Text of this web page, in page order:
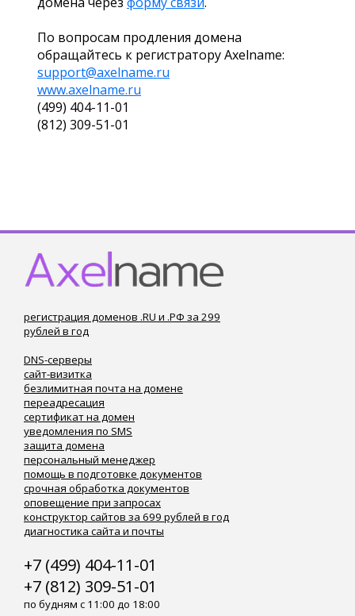
По вопросам продления домена
обращайтесь к регистратору Axelname:
support@axelname.ru
www.axelname.ru
(499) 404-11-01
(812) 309-51-01
регистрация доменов .RU и .РФ за 299
рублей в год
DNS-серверы
сайт-визитка
безлимитная почта на домене
переадресация
сертификат на домен
уведомления по SMS
защита домена
персональный менеджер
помощь в подготовке документов
срочная обработка документов
оповещение при запросах
конструктор сайтов за 699 рублей в год
диагностика сайта и почты
+7 (499) 404-11-01
+7 (812) 309-51-01
по будням с 11:00 до 18:00